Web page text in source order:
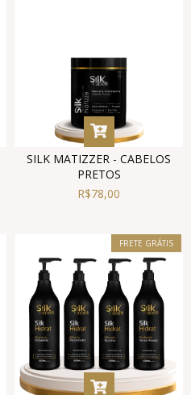
SILK MATIZZER - CABELOS
PRETOS
R$78,00
FRETE GRÁTIS